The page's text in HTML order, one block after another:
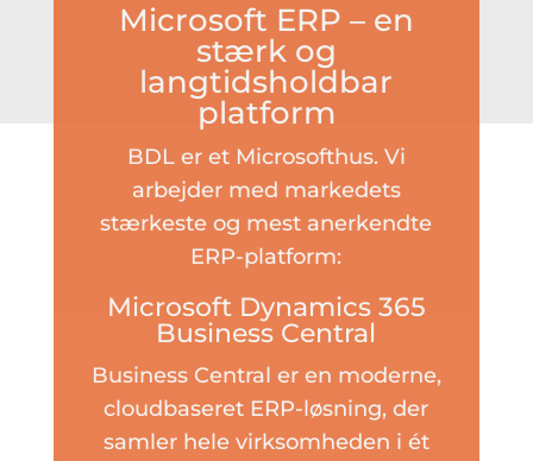
Microsoft ERP – en
stærk og
langtidsholdbar
platform
BDL er et Microsofthus. Vi
arbejder med markedets
stærkeste og mest anerkendte
ERP-platform:
Microsoft Dynamics 365
Business Central
Business Central er en moderne,
cloudbaseret ERP-løsning, der
samler hele virksomheden i ét